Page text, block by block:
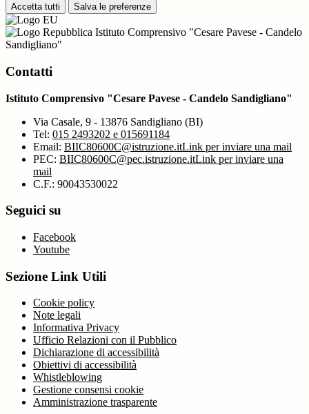
Accetta tutti Salva le preferenze
Istituto Comprensivo "Cesare Pavese - Candelo
Sandigliano"
Contatti
Istituto Comprensivo "Cesare Pavese - Candelo Sandigliano"
Via Casale, 9 - 13876 Sandigliano (BI)
Tel: 015 2493202 e 015691184
Email: BIIC80600C@istruzione.itLink per inviare una mail
PEC: BIIC80600C@pec.istruzione.itLink per inviare una
mail
C.F.: 90043530022
Seguici su
Facebook
Youtube
Sezione Link Utili
Cookie policy
Note legali
Informativa Privacy
Ufficio Relazioni con il Pubblico
Dichiarazione di accessibilità
Obiettivi di accessibilità
Whistleblowing
Gestione consensi cookie
Amministrazione trasparente